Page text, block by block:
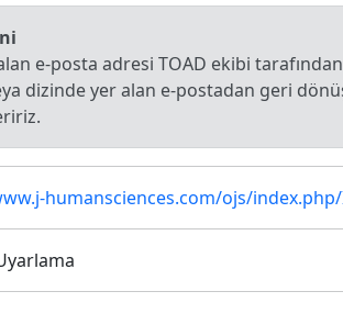
e-posta adresi TOAD ekibi
dizinde yer alan e-postadan geri
humansciences.com/ojs/